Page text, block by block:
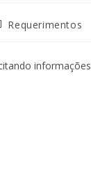
Requerimentos